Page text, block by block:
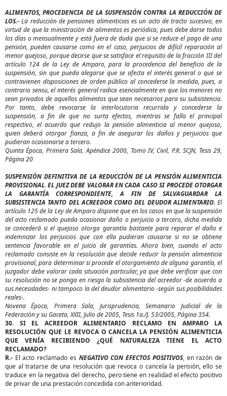
ALIMENTOS, PROCEDENCIA DE LA SUSPENSIÓN CONTRA LA REDUCCIÓN DE
LOS.-La reducción de pensiones alimenticias es un acto de tracto sucesivo, en
virtud de que la ministración de alimentos es periódica, pues debe darse todos
los días o mensualmente y está fuera de duda que si se reduce el pago de una
pensión, pueden causarse como en el caso, perjuicios de difícil reparación al
menor quejoso, porque decirse que se satisface el requisito de la fracción III del
artículo 124 de la Ley de Amparo, para la procedencia del beneficio de la
suspensión, sin que pueda alegarse que se afecta el interés general o que se
contravienen disposiciones de orden público al concederse la medida, pues, a
contrario sensu, el interés general radica esencialmente en que los menores no
sean privados de aquellos alimentos que sean necesarios para su subsistencia.
Por tanto, debe revocarse la interlocutoria recurrida y concederse la
suspensión, a fin de que no surta efectos, mientras se falla el principal
respectivo, el acuerdo que redujo la pensión alimenticia al menor quejoso,
quien deberá otorgar fianza, a fin de asegurar los daños y perjuicios que
pudieran ocasionarse a tercero.
Quinta Época, Primera Sala, Apéndice 2000, Tomo IV, Civil, P.R. SCJN, Tesis 29,
Página 20
SUSPENSIÓN DEFINITIVA DE LA REDUCCIÓN DE LA PENSIÓN ALIMENTICIA
PROVISIONAL. EL JUEZ DEBE VALORAR EN CADA CASO SI PROCEDE OTORGAR
LA GARANTÍA CORRESPONDIENTE, A FIN DE SALVAGUARDAR LA
SUBSISTENCIA TANTO DEL ACREEDOR COMO DEL DEUDOR ALIMENTARIO. El
artículo 125 de la Ley de Amparo dispone que en los casos en que la suspensión
del acto reclamado pueda ocasionar daño o perjuicio a tercero, dicha medida
se concederá si el quejoso otorga garantía bastante para reparar el daño e
indemnizar los perjuicios que con ella pudieran causarse si no se obtiene
sentencia favorable en el juicio de garantías. Ahora bien, cuando el acto
reclamado consiste en la resolución que decide reducir la pensión alimenticia
provisional, para determinar si procede el otorgamiento de alguna garantía, el
juzgador debe valorar cada situación particular, ya que debe verificar que con
su resolución no se ponga en riesgo la subsistencia del acreedor -de acuerdo a
sus necesidades- ni tampoco la del deudor alimentario -según sus posibilidades
reales-.
Novena Época, Primera Sala, Jurisprudencia, Semanario Judicial de la
Federación y su Gaceta, XXII, Julio de 2005, Tesis 1a./J. 53/2005, Página 354.
30. SI EL ACREEDOR ALIMENTARIO RECLAMO EN AMPARO LA
RESOLUCIÓN QUE LE REVOCA O CANCELA LA PENSIÓN ALIMENTICIA
QUE VENÍA RECIBIENDO ¿QUÉ NATURALEZA TIENE EL ACTO
RECLAMADO?
R.- El acto reclamado es NEGATIVO CON EFECTOS POSITIVOS, en razón de
que al tratarse de una resolución que revoca o cancela la pensión, ello se
traduce en la negativa del derecho, pero tiene en realidad el efecto positivo
de privar de una prestación concedida con anterioridad.